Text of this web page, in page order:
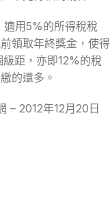
用5%的所得稅稅
領取年終獎金，使得
距，亦即12%的稅
的還多。
– 2012年12月20日